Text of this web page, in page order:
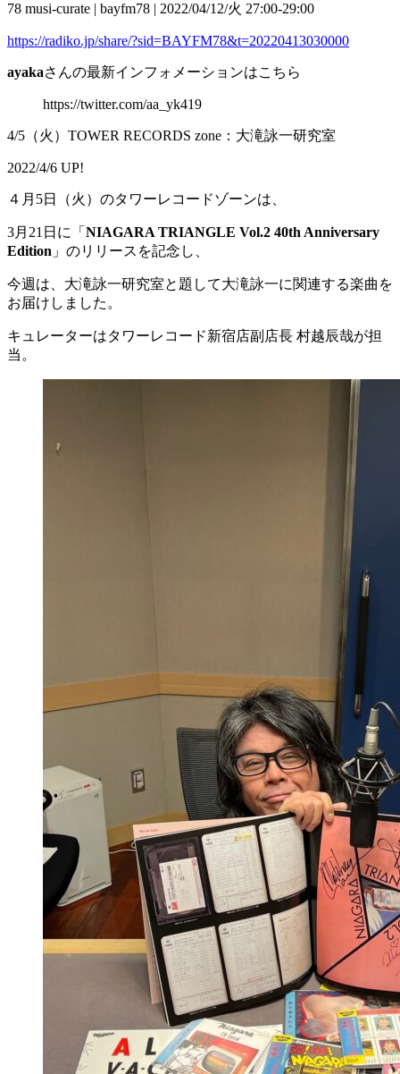
78 musi-curate | bayfm78 | 2022/04/12/火 27:00-29:00
https://radiko.jp/share/?sid=BAYFM78&t=20220413030000
ayakaさんの最新インフォメーションはこちら
https://twitter.com/aa_yk419
4/5（火）TOWER RECORDS zone：大滝詠一研究室
2022/4/6 UP!
４月5日（火）のタワーレコードゾーンは、
3月21日に「 NIAGARA TRIANGLE Vol.2 40th Anniversary
Edition 」のリリースを記念し、
今週は、大滝詠一研究室と題して大滝詠一に関連する楽曲を
お届けしました。
キュレーターはタワーレコード新宿店副店長 村越辰哉が担
当。